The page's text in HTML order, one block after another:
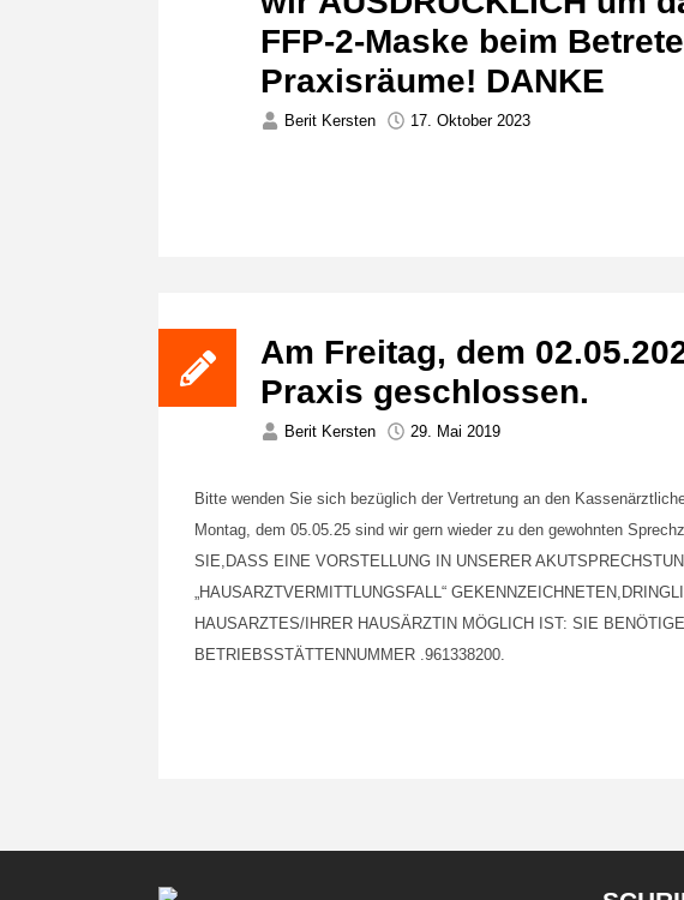
FFP-2-Maske beim
Praxisräume! DANKE
Berit Kersten 17. Oktober 2023
Am Freitag, dem
Praxis geschlossen.
Berit Kersten 29. Mai 2019
Bitte wenden Sie sich bezüglich der Vertretung an den
Montag, dem 05.05.25 sind wir gern wieder zu den gewohnten
SIE,DASS EINE VORSTELLUNG IN UNSERER
„HAUSARZTVERMITTLUNGSFALL“
HAUSARZTES/IHRER HAUSÄRZTIN MÖGLICH IST: SIE
BETRIEBSSTÄTTENNUMMER .961338200.